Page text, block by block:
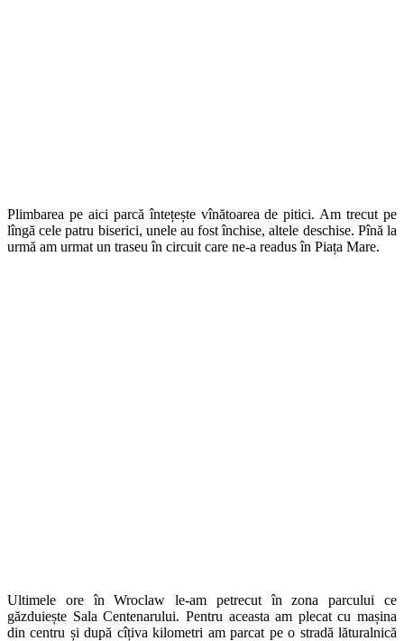
Plimbarea pe aici parcă întețește vînătoarea de pitici. Am trecut pe
lîngă cele patru biserici, unele au fost închise, altele deschise. Pînă la
urmă am urmat un traseu în circuit care ne-a readus în Piața Mare.
Ultimele ore în Wroclaw le-am petrecut în zona parcului ce
găzduiește Sala Centenarului. Pentru aceasta am plecat cu mașina
din centru și după cîțiva kilometri am parcat pe o stradă lăturalnică